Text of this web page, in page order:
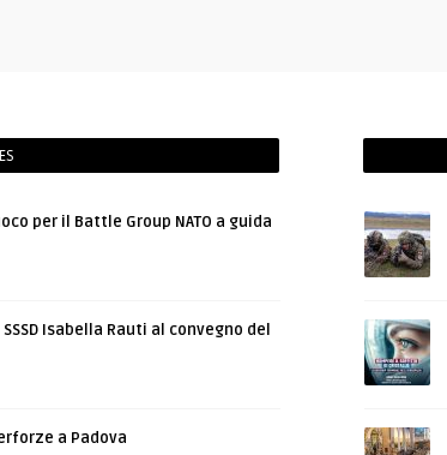
per il Battle Group NATO a guida
Isabella Rauti al convegno del
a Padova